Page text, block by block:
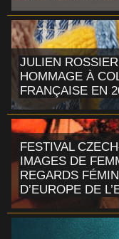
JULIEN
HOMMAGE À
FRANÇAISE EN
FESTIVAL
IMAGES DE
REGARDS
D’EUROPE DE